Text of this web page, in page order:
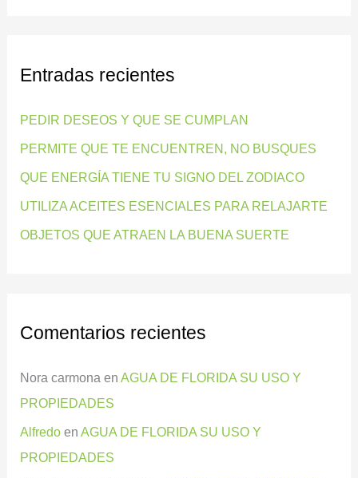
a
p
o
r
:
Entradas recientes
PEDIR DESEOS Y QUE SE CUMPLAN
PERMITE QUE TE ENCUENTREN, NO BUSQUES
QUE ENERGÍA TIENE TU SIGNO DEL ZODIACO
UTILIZA ACEITES ESENCIALES PARA RELAJARTE
OBJETOS QUE ATRAEN LA BUENA SUERTE
Comentarios recientes
Nora carmona enAGUA DE FLORIDA SU USO Y
PROPIEDADES
Alfredo enAGUA DE FLORIDA SU USO Y
PROPIEDADES